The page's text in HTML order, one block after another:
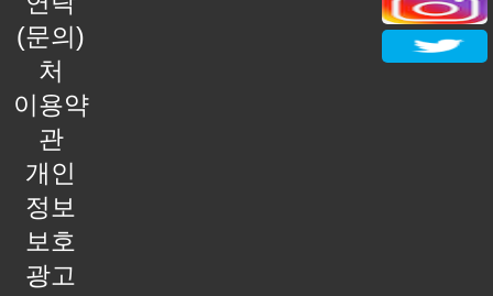
(문의)
처
이용약
관
개인
정보
보호
광고